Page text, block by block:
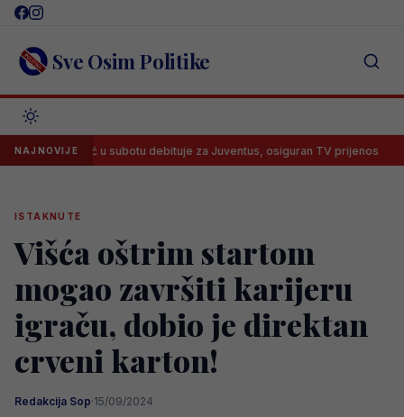
Skip
content Sve Osim Politike
NAJNOVIJEu subotu debituje za Juventus, osiguran TV prijenos
ISTAKNUTE
Višća oštrim startom
mogao završiti karijeru
igraču, dobio je direktan
crveni karton!
Redakcija Sop·15/09/2024